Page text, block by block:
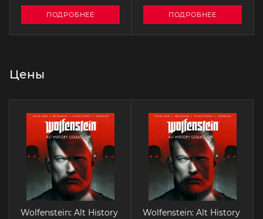
ПОДРОБНЕЕ ПОДРОБНЕЕ
Цены
Wolfenstein: Alt History
Wolfenstein: Alt History